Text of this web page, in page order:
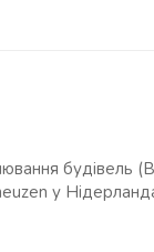
будівель
у